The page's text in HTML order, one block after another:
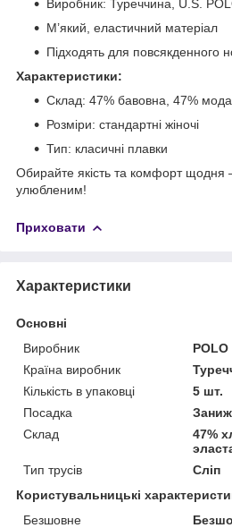
Виробник: Туреччина, U.S.
М’який, еластичний матеріал
Підходять для повсякденного
Характеристики:
Склад: 47% бавовна, 47%
Розміри: стандартні жіночі
Тип: класичні плавки
Обирайте якість та комфорт
улюбленим!
Приховати
Характеристики
Основні
Виробник
POLO
Країна виробник
Кількість в упаковці
5 шт.
Посадка
Склад
47%
Тип трусів
Сліп
Користувальницькі
Безшовне